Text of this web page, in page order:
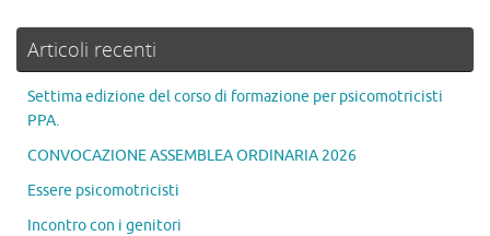
Articoli recenti
Settima edizione del corso di formazione per psicomotricisti
PPA.
CONVOCAZIONE ASSEMBLEA ORDINARIA 2026
Essere psicomotricisti
Incontro con i genitori